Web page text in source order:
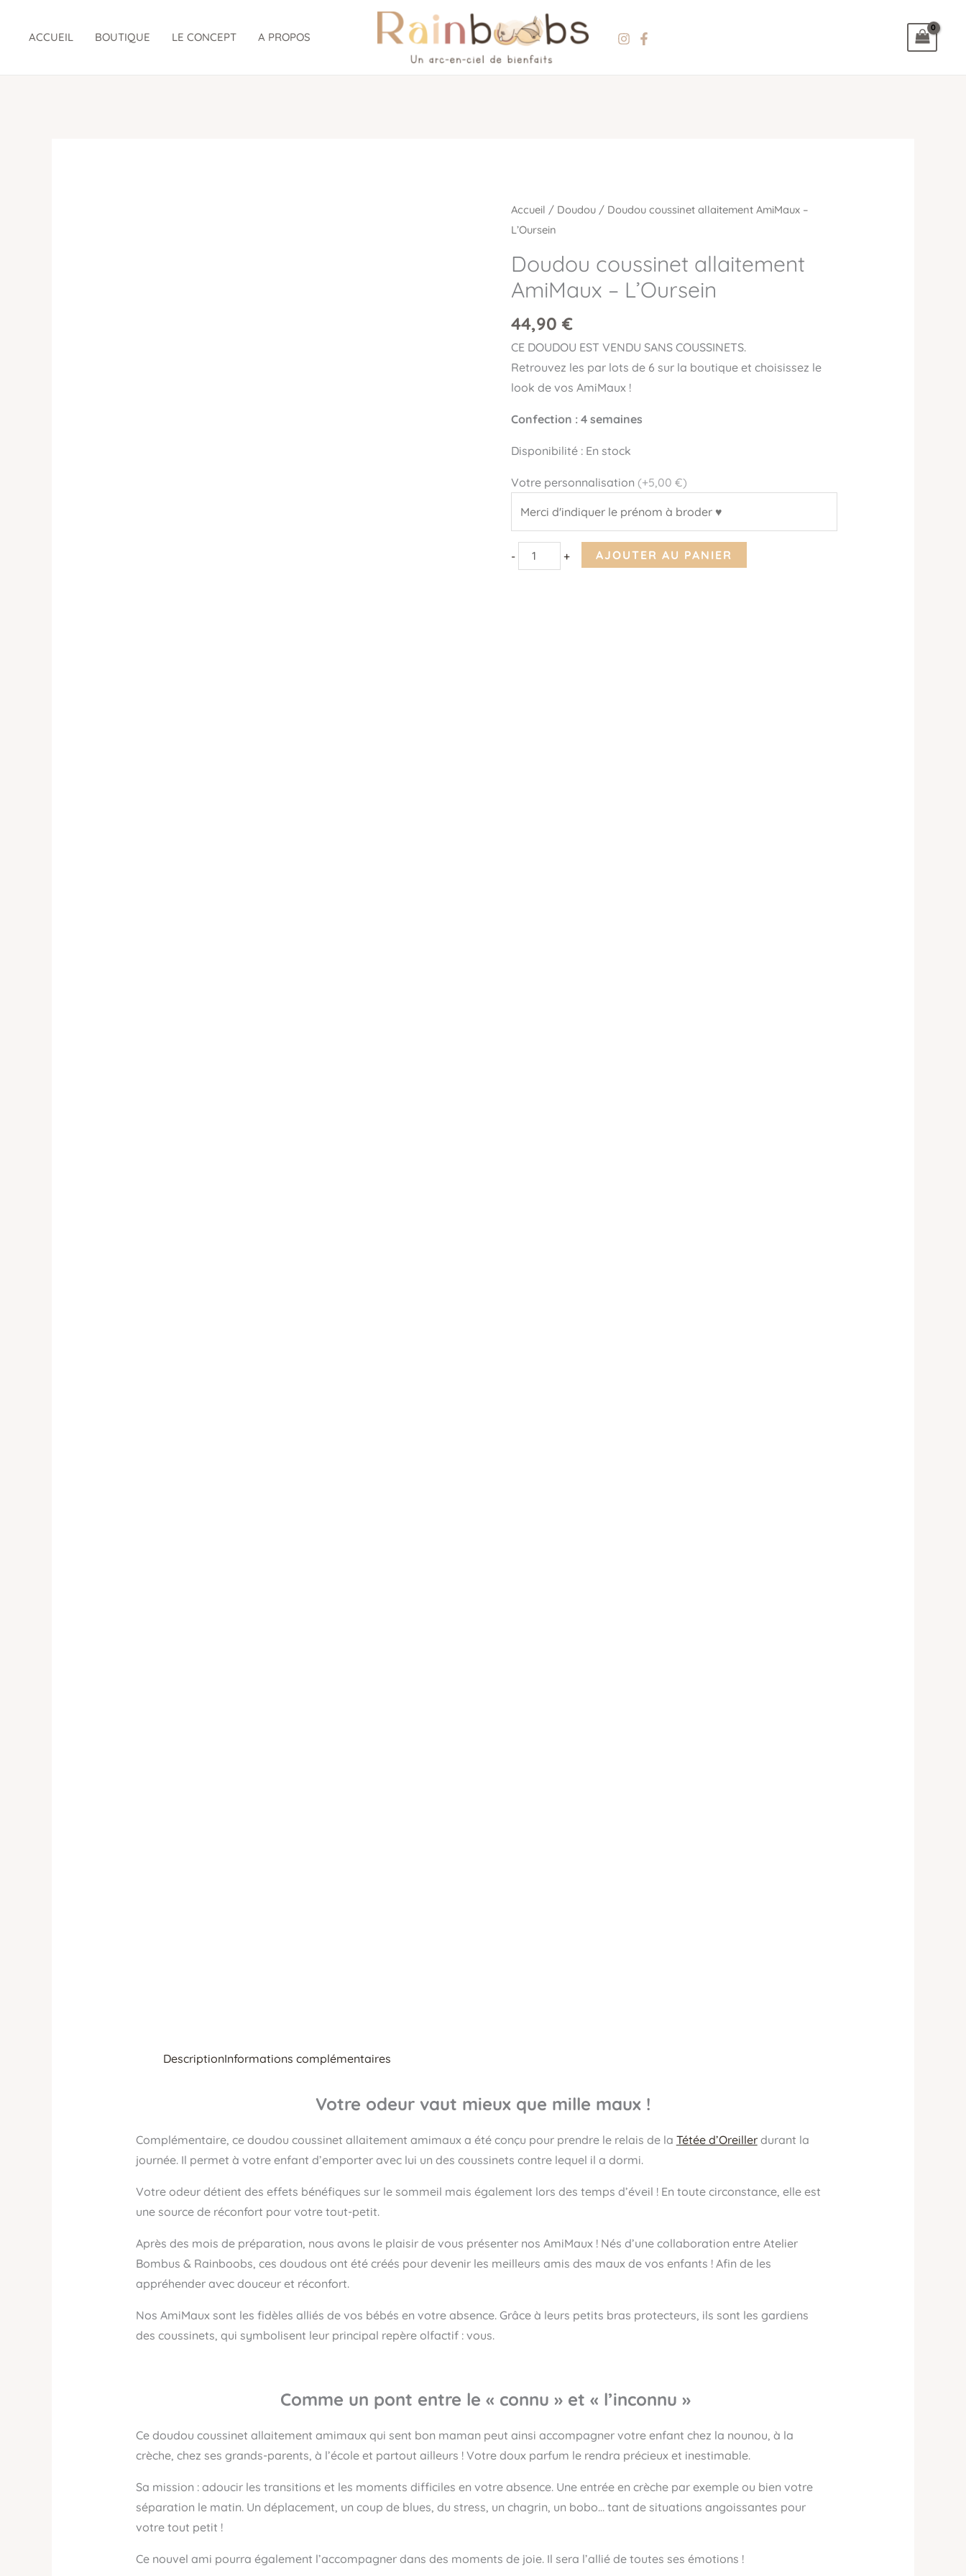
ACCUEIL BOUTIQUE LE CONCEPT A PROPOS
Accueil / Doudou / Doudou coussinet allaitement AmiMaux –
L’Oursein
Doudou coussinet allaitement
AmiMaux – L’Oursein
44,90€
CE DOUDOU EST VENDU SANS COUSSINETS.
Retrouvez les par lots de 6 sur la boutique et choisissez le
look de vos AmiMaux !
Confection : 4 semaines
Disponibilité : En stock
Votre personnalisation (+5,00 €)
-
quantité
de
coussinet
allaitement
-
L'Oursein
+ AJOUTER AU PANIER
DescriptionInformations complémentaires
Votre odeur vaut mieux que mille maux !
Complémentaire, ce doudou coussinet allaitement amimaux a été conçu pour prendre le relais de la Tétée d’Oreillerdurant la
journée. Il permet à votre enfant d’emporter avec lui un des coussinets contre lequel il a dormi.
Votre odeur détient des effets bénéfiques sur le sommeil mais également lors des temps d’éveil ! En toute circonstance, elle est
une source de réconfort pour votre tout-petit.
Après des mois de préparation, nous avons le plaisir de vous présenter nos AmiMaux ! Nés d’une collaboration entre Atelier
Bombus & Rainboobs, ces doudous ont été créés pour devenir les meilleurs amis des maux de vos enfants ! Afin de les
appréhender avec douceur et réconfort.
Nos AmiMaux sont les fidèles alliés de vos bébés en votre absence. Grâce à leurs petits bras protecteurs, ils sont les gardiens
des coussinets, qui symbolisent leur principal repère olfactif : vous.
Comme un pont entre le « connu » et « l’inconnu »
Ce doudou coussinet allaitement amimaux qui sent bon maman peut ainsi accompagner votre enfant chez la nounou, à la
crèche, chez ses grands-parents, à l’école et partout ailleurs ! Votre doux parfum le rendra précieux et inestimable.
Sa mission : adoucir les transitions et les moments difficiles en votre absence. Une entrée en crèche par exemple ou bien votre
séparation le matin. Un déplacement, un coup de blues, du stress, un chagrin, un bobo… tant de situations angoissantes pour
votre tout petit !
Ce nouvel ami pourra également l’accompagner dans des moments de joie. Il sera l’allié de toutes ses émotions !